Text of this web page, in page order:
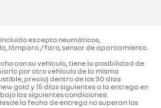
excepto neumáticos,
lámpara / faro, sensor de aparcamiento.‌
con su vehículo, tiene la posibilidad de
por otro vehículo de la misma
precio) dentro de los 30 días
gold y 15 días siguientes a la entrega en
las siguientes condiciones:
la fecha de entrega no superan los